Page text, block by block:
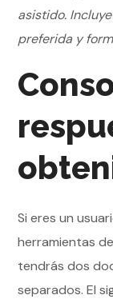
asistido.
preferida y
Si eres un
herramientas
tendrás dos
separados. El